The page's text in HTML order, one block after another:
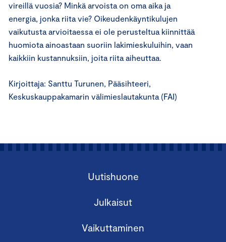
vireillä vuosia? Minkä arvoista on oma aika ja
energia, jonka riita vie? Oikeudenkäyntikulujen
vaikutusta arvioitaessa ei ole perusteltua kiinnittää
huomiota ainoastaan suoriin lakimieskuluihin, vaan
kaikkiin kustannuksiin, joita riita aiheuttaa.
Kirjoittaja: Santtu Turunen, Pääsihteeri,
Keskuskauppakamarin välimieslautakunta (FAI)
Uutishuone
Julkaisut
Vaikuttaminen